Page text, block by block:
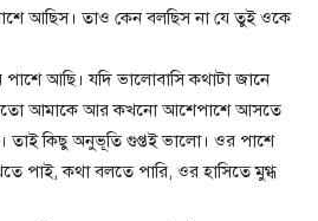
আছিস। তাও কেন বলছিস না যে তুই ওকে
আছি। যদি ভালোবাসি কথাটা জানে
আমাকে আর কখনো আশেপাশে আসতে
তাই কিছু অনুভূতি গুপ্তই ভালো। ওর পাশে
পাই, কথা বলতে পারি, ওর হাসিতে মুগ্ধ